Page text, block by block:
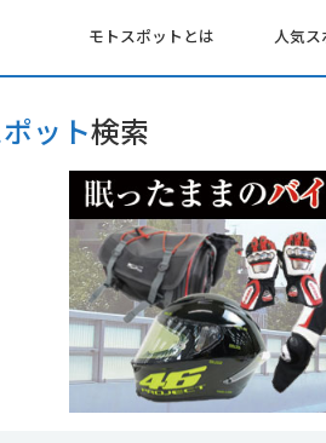
モトスポットとは 人気ス
ット検索